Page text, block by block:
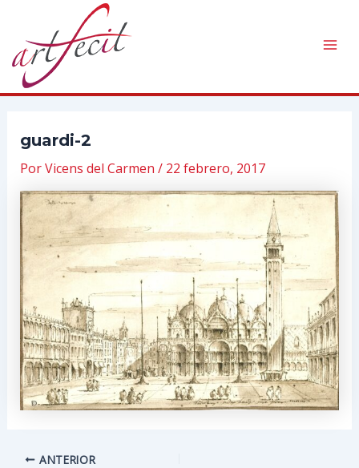
contenido
guardi-2
PorVicens del Carmen / 22 febrero, 2017
Navegación
ANTERIOR